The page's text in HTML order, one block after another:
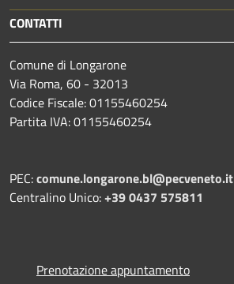
CONTATTI
Comune di Longarone
Via Roma, 60 - 32013
Codice Fiscale: 01155460254
Partita IVA: 01155460254
PEC:comune.longarone.bl@pecveneto.it
Centralino Unico:+39 0437 575811
Prenotazione appuntamento